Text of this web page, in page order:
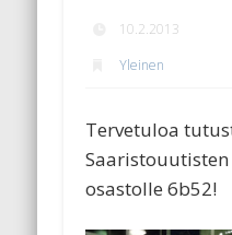
10.2.2013
Yleinen
Tervetuloa
osastolle 6b52!